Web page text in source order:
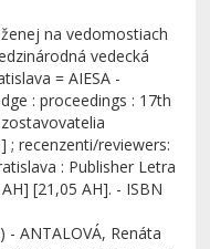
na vedomostiach
vedecká
= AIESA -
: proceedings : 17th
; recenzenti/reviewers:
: Publisher Letra
[21,05 AH]. - ISBN
- ANTALOVÁ, Renáta